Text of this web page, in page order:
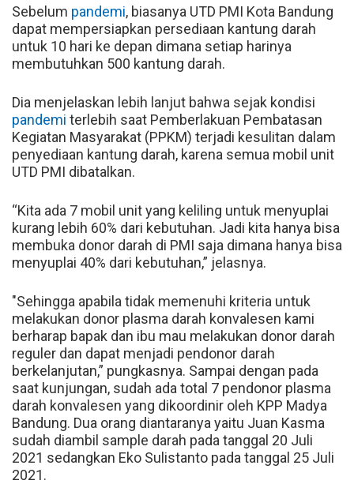
Sebelum pandemi, biasanya UTD PMI Kota Bandung
dapat mempersiapkan persediaan kantung darah
untuk 10 hari ke depan dimana setiap harinya
membutuhkan 500 kantung darah.
Dia menjelaskan lebih lanjut bahwa sejak kondisi
pandemi terlebih saat Pemberlakuan Pembatasan
Kegiatan Masyarakat (PPKM) terjadi kesulitan dalam
penyediaan kantung darah, karena semua mobil unit
UTD PMI dibatalkan.
“Kita ada 7 mobil unit yang keliling untuk menyuplai
kurang lebih 60% dari kebutuhan. Jadi kita hanya bisa
membuka donor darah di PMI saja dimana hanya bisa
menyuplai 40% dari kebutuhan,” jelasnya.
"Sehingga apabila tidak memenuhi kriteria untuk
melakukan donor plasma darah konvalesen kami
berharap bapak dan ibu mau melakukan donor darah
reguler dan dapat menjadi pendonor darah
berkelanjutan,” pungkasnya. Sampai dengan pada
saat kunjungan, sudah ada total 7 pendonor plasma
darah konvalesen yang dikoordinir oleh KPP Madya
Bandung. Dua orang diantaranya yaitu Juan Kasma
sudah diambil sample darah pada tanggal 20 Juli
2021 sedangkan Eko Sulistanto pada tanggal 25 Juli
2021.